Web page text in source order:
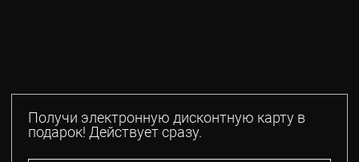
Получи электронную дисконтную карту в
подарок! Действует сразу.